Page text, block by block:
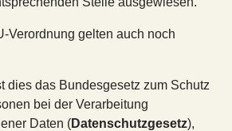
Verordnung gelten auch noch
dies das Bundesgesetz zum Schutz
bei der Verarbeitung
Daten (Datenschutzgesetz),